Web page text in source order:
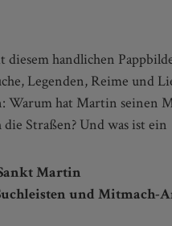
diesem handlichen
Legenden, Reime und
Warum hat Martin seinen
Straßen? Und was ist ein
Martin
und Mitmach-